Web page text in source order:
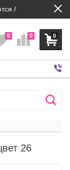
/
0
0 0
26